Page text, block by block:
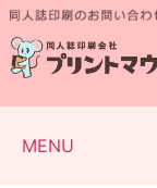
MENU